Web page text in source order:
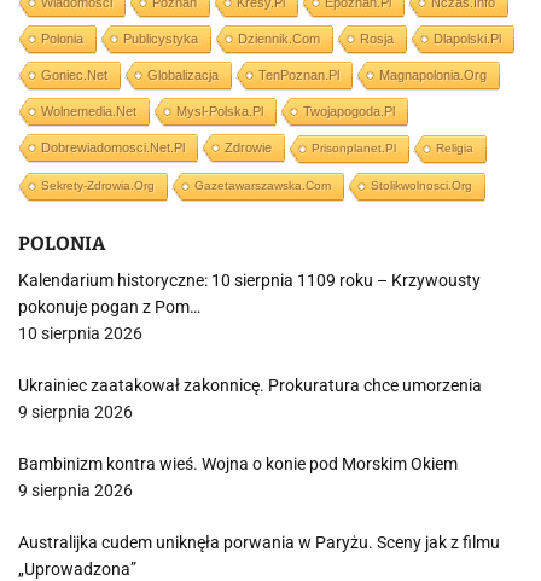
Polonia Publicystyka Dziennik.com Rosja Dlapolski.pl
Goniec.net Globalizacja TenPoznan.pl Magnapolonia.org
Wolnemedia.net Mysl-Polska.pl Twojapogoda.pl
Dobrewiadomosci.net.pl Zdrowie Prisonplanet.pl Religia
Sekrety-Zdrowia.org Gazetawarszawska.com Stolikwolnosci.org
POLONIA
Kalendarium historyczne: 10 sierpnia 1109 roku – Krzywousty
pokonuje pogan z Pom…
10 sierpnia 2026
Ukrainiec zaatakował zakonnicę. Prokuratura chce umorzenia
9 sierpnia 2026
Bambinizm kontra wieś. Wojna o konie pod Morskim Okiem
9 sierpnia 2026
Australijka cudem uniknęła porwania w Paryżu. Sceny jak z filmu
„Uprowadzona”